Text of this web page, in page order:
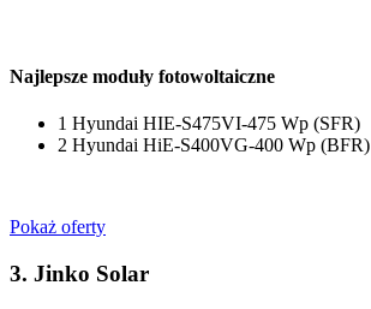
Najlepsze moduły fotowoltaiczne
1 Hyundai HIE-S475VI-475 Wp (SFR)
2 Hyundai HiE-S400VG-400 Wp (BFR)
Pokaż oferty
3. Jinko Solar